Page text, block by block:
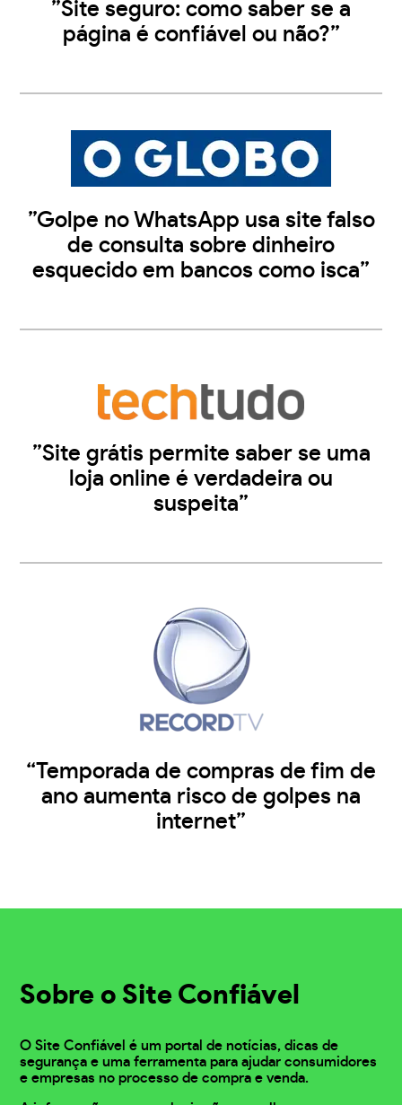
”Site seguro: como saber se a
página é confiável ou não?”
”Golpe no WhatsApp usa site falso
de consulta sobre dinheiro
esquecido em bancos como isca”
”Site grátis permite saber se uma
loja online é verdadeira ou
suspeita”
“Temporada de compras de fim de
ano aumenta risco de golpes na
internet”
Sobre o Site Confiável
O Site Confiável é um portal de notícias, dicas de
segurança e uma ferramenta para ajudar consumidores
e empresas no processo de compra e venda.